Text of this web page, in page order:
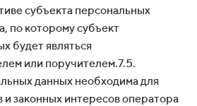
субъекта персональных
по которому субъект
будет являться
или поручителем.7.5.
данных необходима для
законных интересов оператора